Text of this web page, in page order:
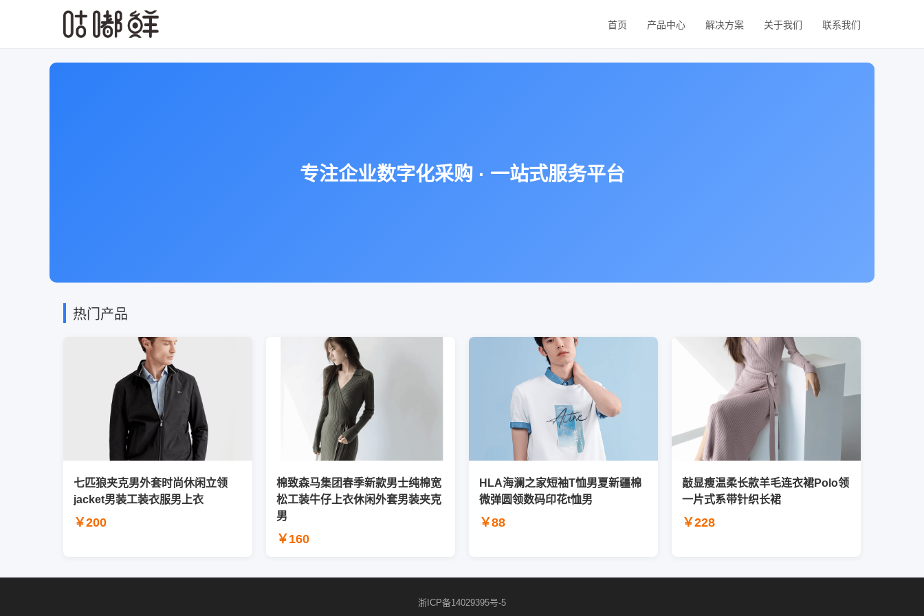
首页 产品中心 解决方案 关于我们 联系我们
专注企业数字化采购 · 一站式服务平台
热门产品
七匹狼夹克男外套时尚休闲立领
jacket男装工装衣服男上衣
￥200
棉致森马集团春季新款男士纯棉宽
松工装牛仔上衣休闲外套男装夹克
男
￥160
HLA海澜之家短袖T恤男夏新疆棉
微弹圆领数码印花t恤男
￥88
敲显瘦温柔长款羊毛连衣裙Polo领
一片式系带针织长裙
￥228
浙ICP备14029395号-5